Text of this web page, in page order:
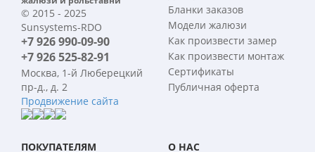
© 2015 - 2025
Sunsystems-RDO
+7 926 990-09-90
+7 926 525-82-91
Москва, 1-й Люберецкий
пр-д., д. 2
Продвижение сайта
Бланки заказов
Модели жалюзи
Как произвести замер
Как произвести монтаж
Сертификаты
Публичная оферта
ПОКУПАТЕЛЯМ О НАС